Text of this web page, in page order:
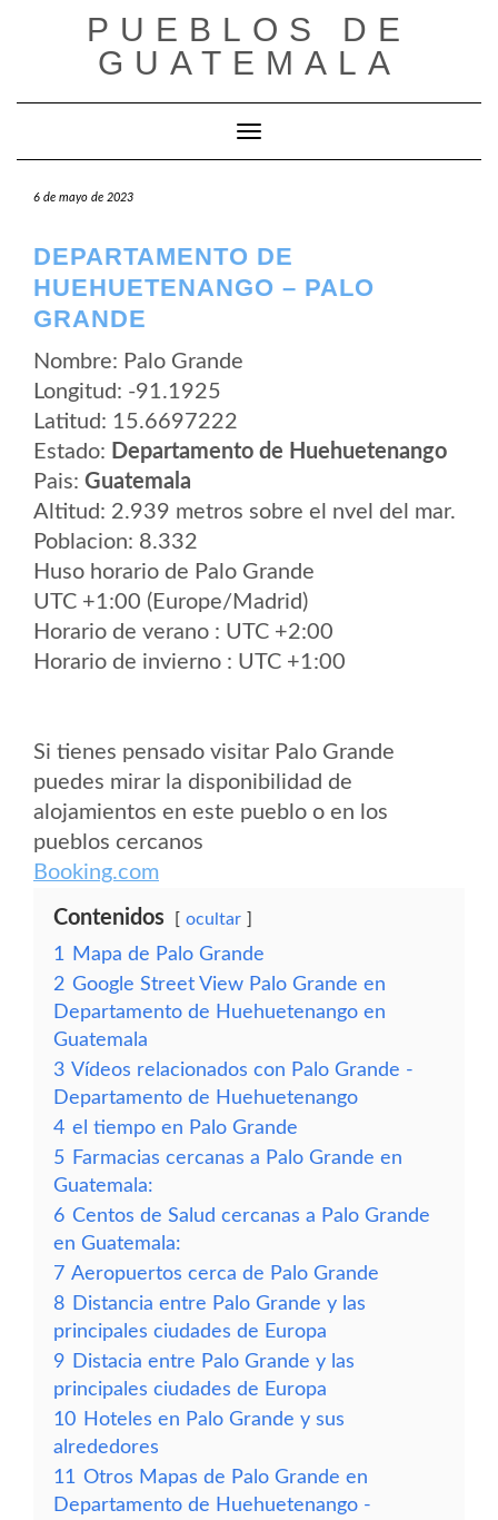
PUEBLOS DE
GUATEMALA
Cambiar modo de navegación
6 de mayo de 2023
DEPARTAMENTO DE
HUEHUETENANGO – PALO
GRANDE
Nombre: Palo Grande
Longitud: -91.1925
Latitud: 15.6697222
Estado: Departamento de Huehuetenango
Pais: Guatemala
Altitud: 2.939 metros sobre el nvel del mar.
Poblacion: 8.332
Huso horario de Palo Grande
UTC +1:00 (Europe/Madrid)
Horario de verano : UTC +2:00
Horario de invierno : UTC +1:00
Si tienes pensado visitar Palo Grande
puedes mirar la disponibilidad de
alojamientos en este pueblo o en los
pueblos cercanos
Booking.com
Contenidos ocultar
1
Mapa de Palo Grande
2 Google Street View Palo Grande en
Departamento de Huehuetenango en
Guatemala
3 Vídeos relacionados con Palo Grande -
Departamento de Huehuetenango
4 el tiempo en Palo Grande
5 Farmacias cercanas a Palo Grande en
Guatemala:
6 Centos de Salud cercanas a Palo Grande
en Guatemala:
7 Aeropuertos cerca de Palo Grande
8 Distancia entre Palo Grande y las
principales ciudades de Europa
9 Distacia entre Palo Grande y las
principales ciudades de Europa
10 Hoteles en Palo Grande y sus
alrededores
11 Otros Mapas de Palo Grande en
Departamento de Huehuetenango -